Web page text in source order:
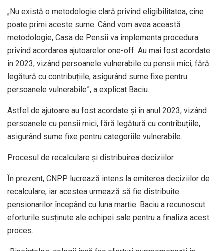
„Nu există o metodologie clară privind eligibilitatea, cine
poate primi aceste sume. Când vom avea această
metodologie, Casa de Pensii va implementa procedura
privind acordarea ajutoarelor one-off. Au mai fost acordate
în 2023, vizând persoanele vulnerabile cu pensii mici, fără
legătură cu contribuțiile, asigurând sume fixe pentru
persoanele vulnerabile”, a explicat Baciu.
Astfel de ajutoare au fost acordate și în anul 2023, vizând
persoanele cu pensii mici, fără legătură cu contribuțiile,
asigurând sume fixe pentru categoriile vulnerabile.
Procesul de recalculare și distribuirea deciziilor
În prezent, CNPP lucrează intens la emiterea deciziilor de
recalculare, iar acestea urmează să fie distribuite
pensionarilor începând cu luna martie. Baciu a recunoscut
eforturile susținute ale echipei sale pentru a finaliza acest
proces.